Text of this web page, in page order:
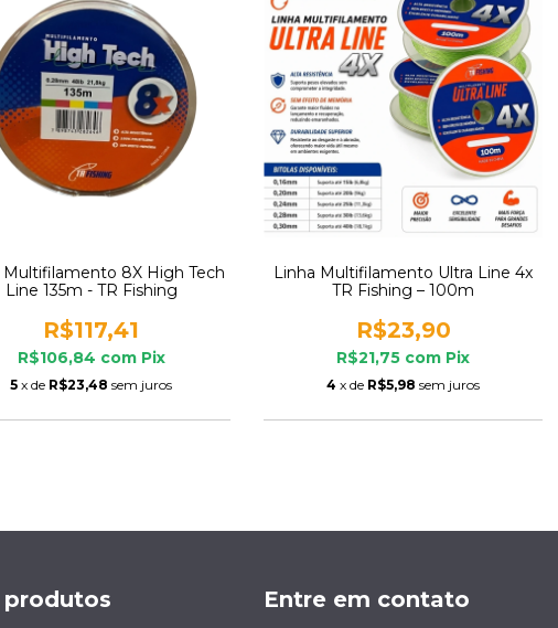
Multifilamento 8X High Tech
Line 135m - TR Fishing
R$117,41
R$106,84 com Pix
5 x de R$23,48 sem juros
Linha Multifilamento Ultra Line 4x
TR Fishing – 100m
R$23,90
R$21,75 com Pix
4 x de R$5,98 sem juros
produtos Entre em contato